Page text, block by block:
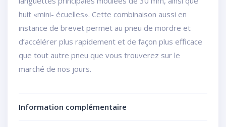
huit «mini- écuelles». Cette combinaison aussi en
instance de brevet permet au pneu de mordre et
d’accélérer plus rapidement et de façon plus efficace
que tout autre pneu que vous trouverez sur le
marché de nos jours.
Information complémentaire